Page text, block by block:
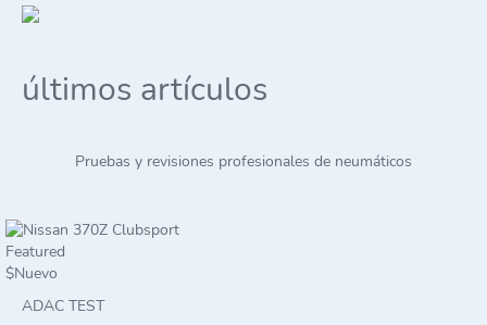
últimos artículos
Pruebas y revisiones profesionales de neumáticos
Featured
$Nuevo
ADAC TEST